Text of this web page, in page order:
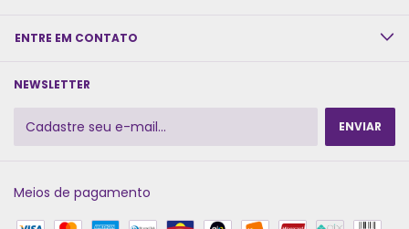
ENTRE EM CONTATO
NEWSLETTER
Meios de pagamento